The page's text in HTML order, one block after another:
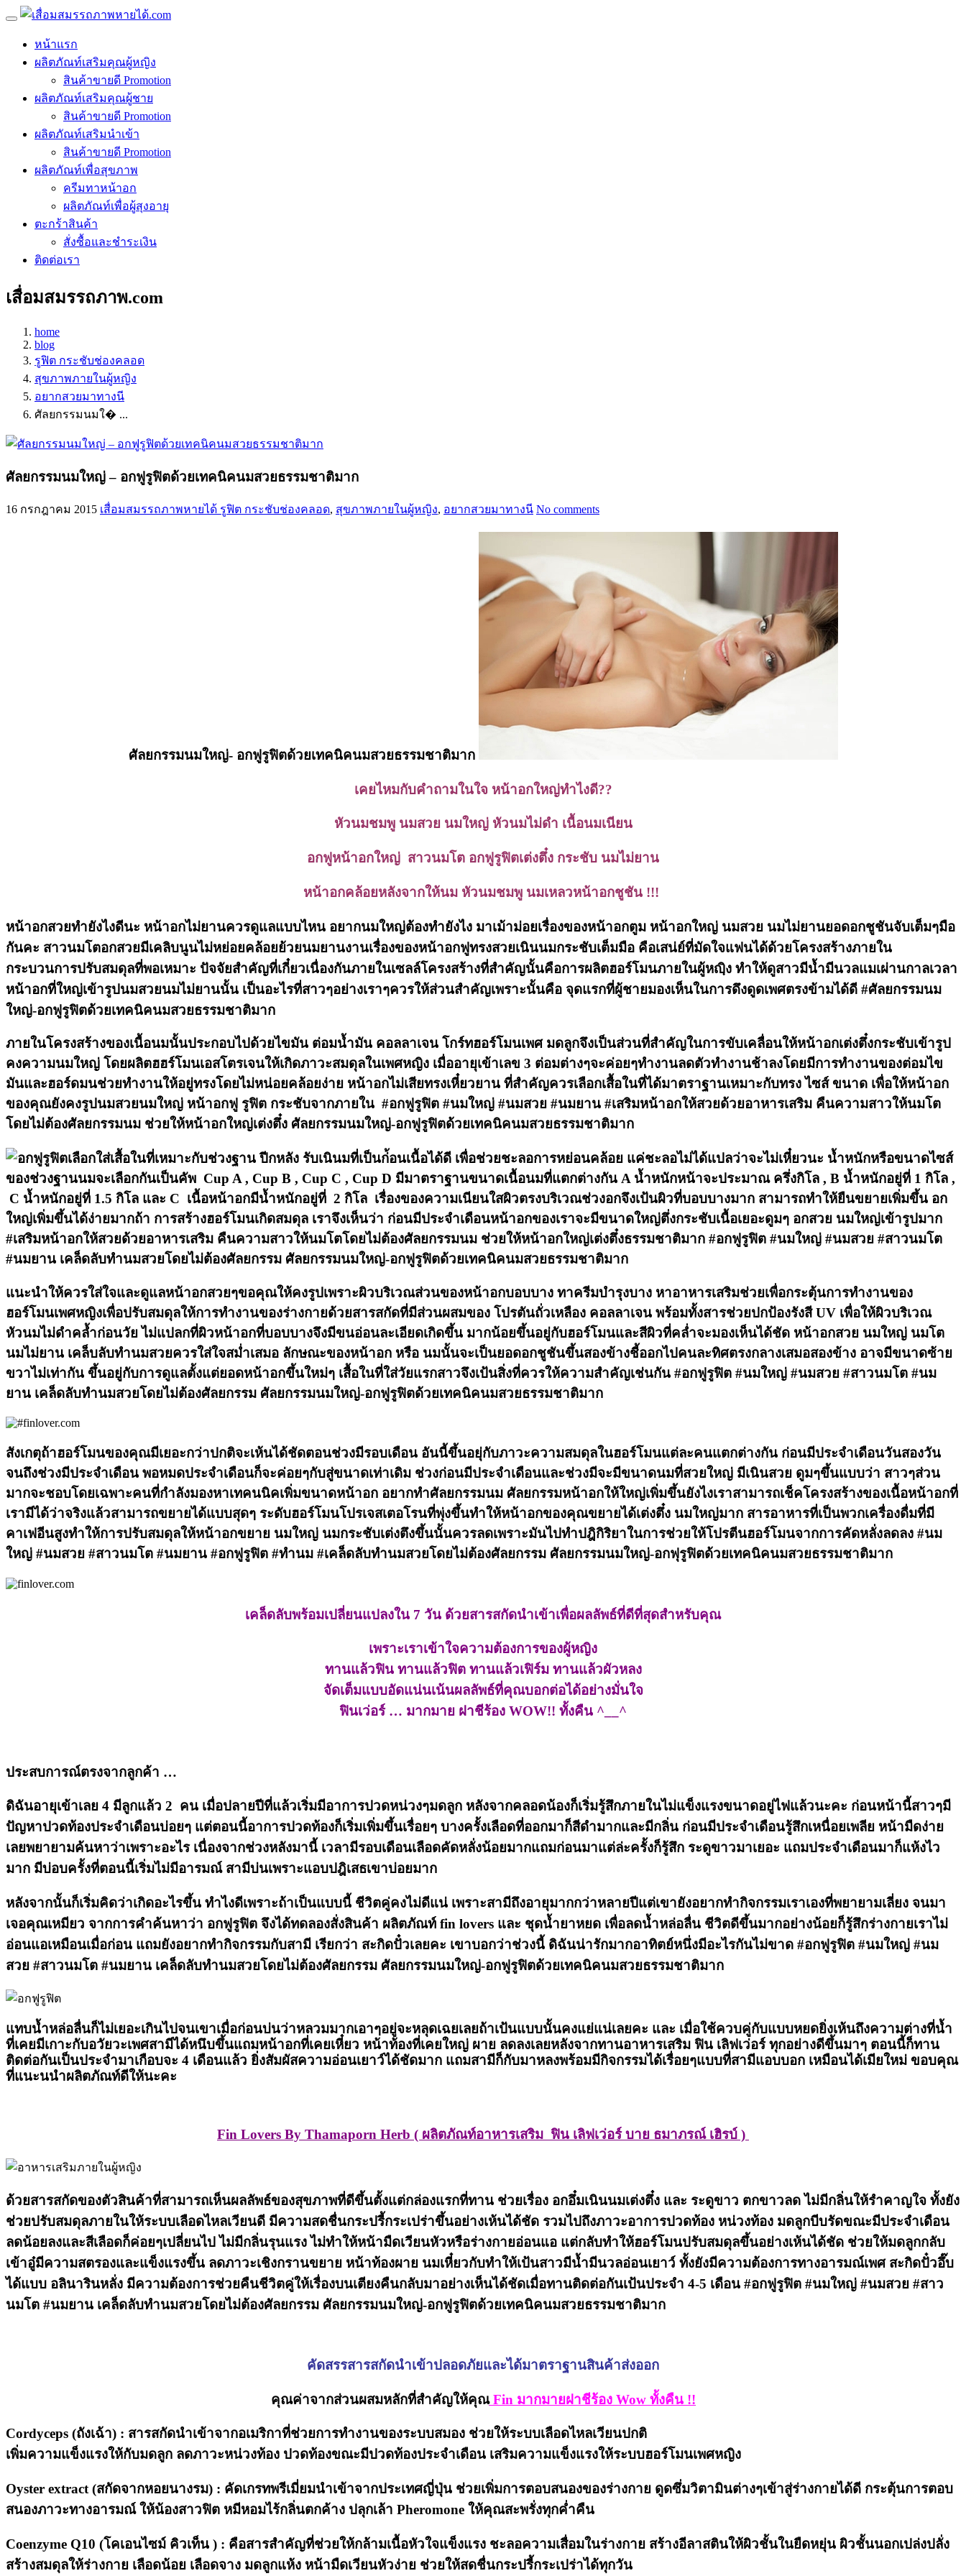
หน้าแรก
ผลิตภัณท์เสริมคุณผู้หญิง
สินค้าขายดี Promotion
ผลิตภัณท์เสริมคุณผู้ชาย
สินค้าขายดี Promotion
ผลิตภัณท์เสริมนำเข้า
สินค้าขายดี Promotion
ผลิตภัณท์เพื่อสุขภาพ
ครีมทาหน้าอก
ผลิตภัณท์เพื่อผู้สุงอายุ
ตะกร้าสินค้า
สั่งซื้อและชำระเงิน
ติดต่อเรา
เสื่อมสมรรถภาพ.com
home
blog
รูฟิต กระชับช่องคลอด
สุขภาพภายในผู้หญิง
อยากสวยมาทางนี
ศัลยกรรมนมใ� ...
ศัลยกรรมนมใหญ่ – อกฟูรูฟิตด้วยเทคนิคนมสวยธรรมชาติมาก
16 กรกฎาคม 2015 เสื่อมสมรรถภาพหายได้ รูฟิต กระชับช่องคลอด, สุขภาพภายในผู้หญิง, อยากสวยมาทางนี No comments
ศัลยกรรมนมใหญ่- อกฟูรูฟิตด้วยเทคนิคนมสวยธรรมชาติมาก
เคยไหมกับคำถามในใจ หน้าอกใหญ่ทำไงดี??
หัวนมชมพู นมสวย นมใหญ่ หัวนมไม่ดำ เนื้อนมเนียน
อกฟูหน้าอกใหญ่ สาวนมโต อกฟูรูฟิตเต่งตึ๋ง กระชับ นมไม่ยาน
หน้าอกคล้อยหลังจากให้นม หัวนมชมพู นมเหลวหน้าอกชูชัน !!!
หน้าอกสวยทำยังไงดีนะ หน้าอกไม่ยานควรดูแลแบบไหน อยากนมใหญ่ต้องทำยังไง มาเม้าม่อยเรื่องของหน้าอกตูม หน้าอกใหญ่ นมสวย นมไม่ยานยอดอกชูชันจับเต็มๆมือ
กันคะ สาวนมโตอกสวยมีเคลิบนูนไม่หย่อยคล้อยย้วยนมยานงานเรื่องของหน้าอกฟูทรงสวยเนินนมกระชับเต็มมือ คือเสน่ย์ที่มัดใจแฟนได้ด้วยโครงสร้างภายใน
กระบวนการปรับสมดุลที่พอเหมาะ ปัจจัยสำคัญที่เกี๋ยวเนื่องกันภายในเซลล์โครงสร้างที่สำคัญนั้นคือการผลิตฮอร์โมนภายในผู้หญฺิง ทำให้ดูสาวมีน้ำมีนวลแมเผ่านกาลเวลา
หน้าอกที่ใหญ่เข้ารูปนมสวยนมไม่ยานนั้น เป็นอะไรที่สาวๆอย่างเราๆควรให้ส่วนสำคัญเพราะนั้นคือ จุดแรกที่ผู้ชายมองเห็นในการดึงดูดเพศตรงข้ามได้ดี #ศัลยกรรมนม
ใหญ่-อกฟูรูฟิตด้วยเทคนิคนมสวยธรรมชาติมาก
ภายในโครงสร้างของเนื้อนมนั้นประกอบไปด้วยไขมัน ต่อมน้ำมัน คอลลาเจน โกร์ทฮอร์โมนเพศ มดลูกจึงเป็นส่วนที่สำคัญในการขับเคลื่อนให้หน้าอกเต่งตึ๋งกระชับเข้ารูป
คงความนมใหญ่ โดยผลิตฮฮร์โมนเอสโตรเจนให้เกิดภาวะสมดุลในเพศหญิง เมื่ออายุเข้าเลข 3 ต่อมต่างๆจะค่อยๆทำงานลดตัวทำงานช้าลงโดยมีการทำงานของต่อมไข
มันและฮอร์ดมนช่วยทำงานให้อยู่ทรงโดยไม่หน่อยคล้อยง่าย หน้าอกไม่เสียทรงเหี๋ยวยาน ที่สำคัญควรเลือกเสื้อในที่ได้มาตราฐานเหมาะกับทรง ไซส์ ขนาด เพื่อให้หน้าอก
ของคุณยังคงรูปนมสวยนมใหญ่ หน้าอกฟู รูฟิต กระชับจากภายใน #อกฟูรูฟิต #นมใหญ่ #นมสวย #นมยาน #เสริมหน้าอกให้สวยด้วยอาหารเสริม คืนความสาวให้นมโต
โดยไม่ต้องศัลยกรรมนม ช่วยให้หน้าอกใหญ่เต่งตึ๋ง ศัลยกรรมนมใหญ่-อกฟูรูฟิตด้วยเทคนิคนมสวยธรรมชาติมาก
เลือกใส่เสื้อในที่เหมาะกับช่วงฐาน ปีกหลัง รับเนินมที่เป็นก่้อนเนื้อได้ดี เพื่อช่วยชะลอการหย่อนคล้อย แค่ชะลอไม่ได้แปลว่าจะไม่เหี๋ยวนะ น้ำหนักหรือขนาดไซส์
ของช่วงฐานนมจะเลือกกันเป็นคัพ Cup A , Cup B , Cup C , Cup D มีมาตราฐานขนาดเนื้อนมที่แตกต่างกัน A น้ำหนักหน้าจะประมาณ ครึ่งกิโล , B น้ำหนักอยู่ที่ 1 กิโล ,
C น้ำหนักอยู่ที่ 1.5 กิโล และ C เนื้อหน้าอกมีน้ำหนักอยู่ที่ 2 กิโล เรื่องของความเนียนใสผิวตรงบริเวณช่วงอกจึงเป้นผิวที่บอบบางมาก สามารถทำให้ยืนขยายเพิ่มขึ้น อก
ใหญ่เพิ่มขึ้นได้ง่ายมากถ้า การสร้างฮอร์โมนเกิดสมดุล เราจึงเห็นว่า ก่อนมีประจำเดือนหน้าอกของเราจะมีขนาดใหญ่ตึ่งกระชับเนื้อเยอะดูมๆ อกสวย นมใหญ่เข้ารูปมาก
#เสริมหน้าอกให้สวยด้วยอาหารเสริม คืนความสาวให้นมโตโดยไม่ต้องศัลยกรรมนม ช่วยให้หน้าอกใหญ่เต่งตึ๋งธรรมชาติมาก #อกฟูรูฟิต #นมใหญ่ #นมสวย #สาวนมโต
#นมยาน เคล็ดลับทำนมสวยโดยไม่ต้องศัลยกรรม ศัลยกรรมนมใหญ่-อกฟูรูฟิตด้วยเทคนิคนมสวยธรรมชาติมาก
แนะนำให้ควรใส่ใจและดูแลหน้าอกสวยๆขอคุณให้คงรูปเพราะผิวบริเวณส่วนของหน้าอกบอบบาง ทาครีมบำรุงบาง หาอาหารเสริมช่วยเพื่อกระตุ้นการทำงานของ
ฮอร์โมนเพศหญิงเพื่อปรับสมดุลให้การทำงานของร่างกายด้วยสารสกัดที่มีส่วนผสมของ โปรตันถั่วเหลือง คอลลาเจน พร้อมทั้งสารช่วยปกป้องรังสี UV เพื่อให้ผิวบริเวณ
หัวนมไม่ดำคล้ำก่อนวัย ไม่แปลกที่ผิวหน้าอกที่บอบบางจึงมีขนอ่อนละเอียดเกิดขึ้น มากน้อยขึ้นอยู่กับฮอร์โมนและสีผิวที่คล่ำจะมองเห็นได้ชัด หน้าอกสวย นมใหญ่ นมโต
นมไม่ยาน เคล็บลับทำนมสวยควรใส่ใจสม่ำเสมอ ลักษณะของหน้าอก หรือ นมนั้นจะเป็นยอดอกชูชันขึ้นสองข้างชี้ออกไปคนละทิศตรงกลางเสมอสองข้าง อาจมีขนาดซ้าย
ขวาไม่เท่ากัน ขึ้นอยู่กับการดูแลตั้งแต่ยอดหน้าอกขึ้นใหม่ๆ เสื้อในที่ใส่วัยแรกสาวจึงเป้นสิ่งที่ควรให้ความสำคัญเช่นกัน #อกฟูรูฟิต #นมใหญ่ #นมสวย #สาวนมโต #นม
ยาน เคล็ดลับทำนมสวยโดยไม่ต้องศัลยกรรม ศัลยกรรมนมใหญ่-อกฟูรูฟิตด้วยเทคนิคนมสวยธรรมชาติมาก
สังเกตุถ้าฮอร์โมนของคุณมีเยอะกว่าปกติจะเห้นได้ชัดตอนช่วงมีรอบเดือน อันนี้ขึ้นอยุ่กับภาวะความสมดุลในฮอร์โมนแต่ละคนแตกต่างกัน ก่อนมีประจำเดือนวันสองวัน
จนถึงช่วงมีประจำเดือน พอหมดประจำเดือนก็จะค่อยๆกับสู่ขนาดเท่าเดิม ช่วงก่อนมีประจำเดือนและช่วงมีจะมีขนาดนมที่สวยใหญ่ มีเนินสวย ดูมๆขึ้นแบบว่า สาวๆส่วน
มากจะชอบโดยเฉพาะคนที่กำลังมองหาเทคนนิคเพิ่มขนาดหน้าอก อยากทำศัลยกรรมนม ศัลยกรรมหน้าอกให้ใหญ่เพิ่มขึ้นยังไงเราสามารถเช็คโครงสร้างของเนื้อหน้าอกที่
เรามีได้ว่าจริงแล้วสามารถขยายได้แบบสุดๆ ระดับฮอร์โมนโปรเจสเตอโรนที่พุ่งขึ้นทำให้หน้าอกของคุณขยายได้เต่งตึ๋ง นมใหญ่มาก สารอาหารที่เป็นพวกเครื่องดื่มที่มี
คาเฟอีนสูงทำให้การปรับสมดุลให้หน้าอกขยาย นมใหญ่ นมกระชับเต่งตึงขึ้นนั้นควรลดเพราะมันไปทำปฎิกิริยาในการช่วยให้โปรตีนฮอร์โมนจากการคัดหลั่งลดลง #นม
ใหญ่ #นมสวย #สาวนมโต #นมยาน #อกฟูรูฟิต #ทำนม #เคล็ดลับทำนมสวยโดยไม่ต้องศัลยกรรม ศัลยกรรมนมใหญ่-อกฟุรูฟิตด้วยเทคนิคนมสวยธรรมชาติมาก
เคล็ดลับพร้อมเปลี่ยนแปลงใน 7 วัน ด้วยสารสกัดนำเข้าเพื่อผลลัพธ์ที่ดีที่สุดสำหรับคุณ
เพราะเราเข้าใจความต้องการของผู้หญิง
ทานแล้วฟิน ทานแล้วฟิต ทานแล้วเฟิร์ม ทานแล้วผัวหลง
จัดเต็มแบบอัดแน่นเน้นผลลัพธ์ที่คุณบอกต่อได้อย่างมั่นใจ
ฟินเว่อร์ … มากมาย ฝาชีร้อง WOW!! ทั้งคืน ^__^
ประสบการณ์ตรงจากลูกค้า …
ดิฉันอายุเข้าเลย 4 มีลูกแล้ว 2 คน เมื่อปลายปีที่แล้วเริ่มมีอาการปวดหน่วงๆมดลูก หลังจากคลอดน้องก็เริ่มรู้สึกภายในไม่แข็งแรงขนาดอยู่ไฟแล้วนะคะ ก่อนหน้านี้สาวๆมี
ปัญหาปวดท้องประจำเดือนบ่อยๆ แต่ตอนนี้อาการปวดท้องก็เริ่มเพิ่มขึ้นเรื่อยๆ บางครั้งเลือดที่ออกมาก็สีดำมากและมีกลิ่น ก่อนมีประจำเดือนรู้สึกเหนื่อยเพลีย หน้ามืดง่าย
เลยพยายามค้นหาว่าเพราะอะไร เนื่องจากช่วงหลังมานี้ เวลามีรอบเดือนเลือดคัดหลั่งน้อยมากแถมก่อนมาแต่ล่ะครั้งก็รู้สึก ระดูขาวมาเยอะ แถมประจำเดือนมาก็แห้งไว
มาก มีบ่อบครั้งที่ตอนนี้เริ่มไม่มีอารมณ์ สามีบ่นเพราะแอบปฎิเสธเขาบ่อยมาก
หลังจากนั้นก็เริ่มคิดว่าเกิดอะไรขึ้น ทำไงดีเพราะถ้าเป็นแบบนี้ ชีวิตคู่คงไม่ดีแน่ เพราะสามีถึงอายุมากกว่าหลายปีแต่เขายังอยากทำกิจกรรมเราเองที่พยายามเลี่ยง จนมา
เจอคุณเหมียว จากการคำค้นหาว่า อกฟูรูฟิต จึงได้ทดลองสั่งสินค้า ผลิตภัณท์ fin lovers และ ชุดน้ำยาหยด เพื่อลดน้ำหล่อลื่น ชีวิตดีขึ้นมากอย่างน้อยก็รู้สึกร่างกายเราไม่
อ่อนแอเหมือนเมื่อก่อน แถมยังอยากทำกิจกรรมกับสามี เรียกว่า สะกิดปั๋วเลยคะ เขาบอกว่าช่วงนี้ ดิฉันน่ารักมากอาทิตย์หนึ่งมีอะไรกันไม่ขาด #อกฟูรูฟิต #นมใหญ่ #นม
สวย #สาวนมโต #นมยาน เคล็ดลับทำนมสวยโดยไม่ต้องศัลยกรรม ศัลยกรรมนมใหญ่-อกฟูรูฟิตด้วยเทคนิคนมสวยธรรมชาติมาก
แทบน้ำหล่อลื่นก็ไม่เยอะเกินไปจนเขาเมื่อก่อนบ่นว่าหลวมมากเอาๆอยู่จะหลุดเฉยเลยถ้าเป้นแบบนั้นคงแย่แน่เลยคะ และ เมื่อใช้ควบคู่กับแบบหยดยิ่งเห้นถึงความต่างที่น้ำ
ที่เคยมีเกาะกับอวัยวะเพศสามีได้หนึบขึ้นแถมหน้าอกที่เคยเหี๋ยว หน้าท้องที่เคยใหญ่ ผาย ลดลงเลยหลังจากทานอาหารเสริม ฟิน เลิฟเว่อร์ ทุกอย่างดีขึ้นมาๆ ตอนนี้ก็ทาน
ติดต่อกันเป็นประจำมาเกือบจะ 4 เดือนแล้ว ยิ่งสัมผัสความอ่อนเยาว์ได้ชัดมาก แถมสามีก็กับมาหลงพร้อมมีกิจกรรมได้เรื่อยๆแบบที่สามีแอบบอก เหมือนได้เมียใหม่ ขอบคุณ
ที่แนะนนำผลิตภัณท์ดีให้นะคะ
Fin Lovers By Thamaporn Herb ( ผลิตภัณท์อาหารเสริม ฟิน เลิฟเว่อร์ บาย ธมาภรณ์ เฮิรบ์ )
ด้วยสารสกัดของตัวสินค้าที่สามารถเห็นผลลัพธ์ของสุขภาพที่ดีขึ้นตั้งแต่กล่องแรกที่ทาน ช่วยเรื่อง อกอึ๋มเนินนมเต่งตึ๋ง และ ระดูขาว ตกขาวลด ไม่มีกลิ่นให้รำคาญใจ ทั้งยัง
ช่วยปรับสมดุลภายในให้ระบบเลือดไหลเวียนดี มีความสดชื่นกระปรี้กระเปร่าขึ้นอย่างเห้นได้ชัด รวมไปถึงภาวะอาการปวดท้อง หน่วงท้อง มดลูกบีบรัดขณะมีประจำเดือน
ลดน้อยลงและสีเลือดก็ค่อยๆเปลี่ยนไป ไม่มีกลิ่นรุนแรง ไม่ทำให้หน้ามืดเวียนหัวหรือร่างกายอ่อนแอ แต่กลับทำให้ฮอร์โมนปรับสมดุลขึ้นอย่างเห้นได้ชัด ช่วยให้มดลูกกลับ
เข้าอู๋มีความสตรองและแข็งแรงขึ้น ลดภาวะเชิงกรานขยาย หน้าท้องผาย นมเหี๋ยวกับทำให้เป้นสาวมีน้ำมีนวลอ่อนเยาว์ ทั้งยังมีความต้องการทางอารมณ์เพศ สะกิดปั๋วอึ๊บ
ได้แบบ อลินารินหลั่ง มีความต้องการช่วยคืนชีวิตคู่ให้เรื่องบนเตียงคืนกลับมาอย่างเห็นได้ชัดเมื่อทานติดต่อกันเป้นประจำ 4-5 เดือน #อกฟูรูฟิต #นมใหญ่ #นมสวย #สาว
นมโต #นมยาน เคล็ดลับทำนมสวยโดยไม่ต้องศัลยกรรม ศัลยกรรมนมใหญ่-อกฟูรูฟิตด้วยเทคนิคนมสวยธรรมชาติมาก
คัดสรรสารสกัดนำเข้าปลอดภัยและได้มาตราฐานสินค้าส่งออก
คุณค่าจากส่วนผสมหลักที่สำคัญให้คุณFin มากมายฝาชีร้อง Wow ทั้งคืน !!
Cordyceps (ถังเฉ้า) : สารสกัดนำเข้าจากอเมริกาที่ช่วยการทำงานของระบบสมอง ช่วยให้ระบบเลือดไหลเวียนปกติ
เพิ่มความแข็งแรงให้กับมดลูก ลดภาวะหน่วงท้อง ปวดท้องขณะมีปวดท้องประจำเดือน เสริมความแข็งแรงให้ระบบฮอร์โมนเพศหญิง
Oyster extract (สกัดจากหอยนางรม) : คัดเกรทพรีเมี่ยมนำเข้าจากประเทศญี่ปุ่น ช่วยเพิ่มการตอบสนองของร่างกาย ดูดซึ่มวิตามินต่างๆเข้าสู่ร่างกายได้ดี กระตุ้นการตอบ
สนองภาวะทางอารมณ์ ให้น้องสาวฟิต หมีหอมไร้กลิ่นตกค้าง ปลุกเล้า Pheromone ให้คุณสะพรั่งทุกค่ำคืน
Coenzyme Q10 (โคเอนไซม์ คิวเท็น ) : คือสารสำคัญที่ช่วยให้กล้ามเนื้อหัวใจแข็งแรง ชะลอความเสื่อมในร่างกาย สร้างอีลาสตินให้ผิวชั้นในยืดหยุ่น ผิวชั้นนอกเปล่งปลั่ง
สร้างสมดุลให้ร่างกาย เลือดน้อย เลือดจาง มดลูกแห้ง หน้ามืดเวียนหัวง่าย ช่วยให้สดชื่นกระปรี้กระเปร่าได้ทุกวัน